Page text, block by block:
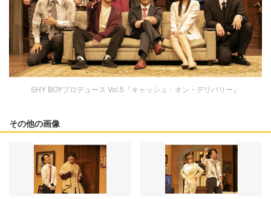
SHY BOYプロデュース Vol.5『キャッシュ・オン・デリバリー』
その他の画像